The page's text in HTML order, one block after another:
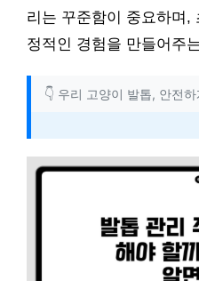
리는 꾸준함이 중요하며,
정적인 경험을 만들어주
👇 우리 고양이 발톱, 안전